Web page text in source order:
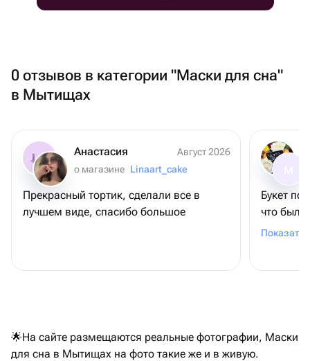
0 отзывов в категории "Маски для сна"
в Мытищах
Анастасия
Август 2026
о магазине Linaart_cake
Прекрасный тортик, сделали все в
лучшем виде, спасибо большое
Букет
что был
Показать
🌟На сайте размещаются реальные фотографии, Маски
для сна в Мытищах на фото такие же и в живую.